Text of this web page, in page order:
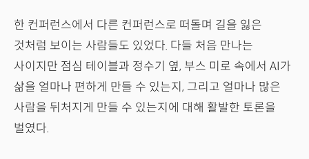
한 컨퍼런스에서 다른 컨퍼런스로 떠돌며 길을 잃은
것처럼 보이는 사람들도 있었다. 다들 처음 만나는
사이지만 점심 테이블과 정수기 옆, 부스 미로 속에서 AI가
삶을 얼마나 편하게 만들 수 있는지, 그리고 얼마나 많은
사람을 뒤처지게 만들 수 있는지에 대해 활발한 토론을
벌였다.